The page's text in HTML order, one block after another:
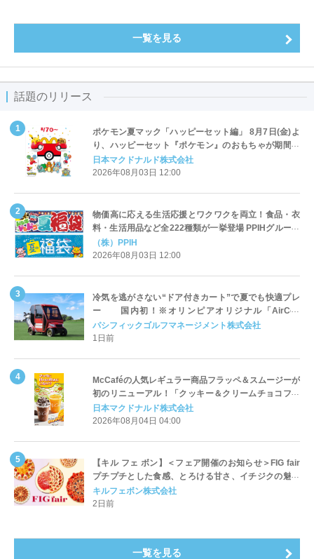
一覧を見る
話題のリリース
ポケモン夏マック「ハッピーセット編」 8月7日(金)よ
り、ハッピーセット『ポケモン』のおもちゃが期間限
定登場
日本マクドナルド株式会社
2026年08月03日 12:00
物価高に応える生活応援とワクワクを両立！食品・衣
料・生活用品など全222種類が一挙登場 PPIHグループ
「夏福袋」＆セール 8月6日(木)より順次スタート
（株）PPIH
2026年08月03日 12:00
冷気を逃がさない“ドア付きカート”で夏でも快適プレ
ー 国内初！※オリンピアオリジナル「AirCon
Cart（エアコンカート）」導入 | ＰＧＭ
パシフィックゴルフマネージメント株式会社
1日前
McCaféの人気レギュラー商品フラッペ＆スムージーが
初のリニューアル！「クッキー＆クリームチョコフラ
ッペ」「マンゴースムージー」8月5日（水）から販売
開始
日本マクドナルド株式会社
2026年08月04日 04:00
【キル フェ ボン】＜フェア開催のお知らせ＞FIG fair
プチプチとした食感、とろける甘さ、イチジクの魅力
をたっぷりと。新作を含め、イチジク尽くしの全4種が
登場8月20日（木）スタート
キルフェボン株式会社
2日前
一覧を見る